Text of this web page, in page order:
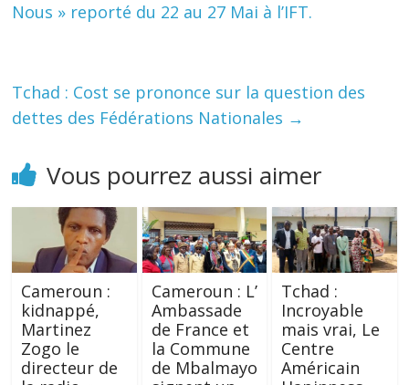
Nous » reporté du 22 au 27 Mai à l’IFT.
Tchad : Cost se prononce sur la question des
dettes des Fédérations Nationales →
Vous pourrez aussi aimer
Cameroun :
kidnappé,
Martinez
Zogo le
directeur de
Cameroun : L’
Ambassade
de France et
la Commune
de Mbalmayo
Tchad :
Incroyable
mais vrai, Le
Centre
Américain